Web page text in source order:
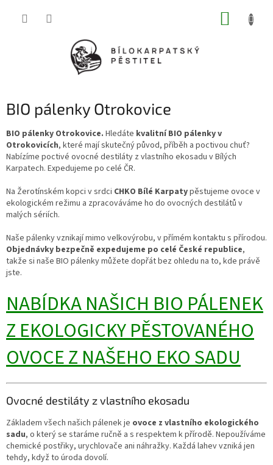
BIO pálenky Otrokovice
BIO pálenky Otrokovice. Hledáte kvalitní BIO pálenky v
Otrokovicích, které mají skutečný původ, příběh a poctivou chuť?
Nabízíme poctivé ovocné destiláty z vlastního ekosadu v Bílých
Karpatech. Expedujeme po celé ČR.
Na Žerotínském kopci v srdci CHKO Bílé Karpatypěstujeme ovoce v
ekologickém režimu a zpracováváme ho do ovocných destilátů v
malých sériích.
Naše pálenky vznikají mimo velkovýrobu, v přímém kontaktu s přírodou.
Objednávky bezpečně expedujeme po celé České republice,
takže si naše BIO pálenky můžete dopřát bez ohledu na to, kde právě
jste.
NABÍDKA NAŠICH BIO PÁLENEK
Z EKOLOGICKY PĚSTOVANÉHO
OVOCE Z NAŠEHO EKO SADU
Ovocné destiláty z vlastního ekosadu
Základem všech našich pálenek je ovoce z vlastního ekologického
sadu, o který se staráme ručně a s respektem k přírodě. Nepoužíváme
chemické postřiky, urychlovače ani náhražky. Každá lahev vzniká jen
tehdy, když to úroda dovolí.